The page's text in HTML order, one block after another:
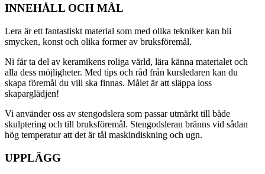
INNEHÅLL OCH MÅL
Lera är ett fantastiskt material som med olika tekniker kan bli
smycken, konst och olika former av bruksföremål.
Ni får ta del av keramikens roliga värld, lära känna materialet och
alla dess möjligheter. Med tips och råd från kursledaren kan du
skapa föremål du vill ska finnas. Målet är att släppa loss
skaparglädjen!
Vi använder oss av stengodslera som passar utmärkt till både
skulptering och till bruksföremål. Stengodsleran bränns vid sådan
hög temperatur att det är tål maskindiskning och ugn.
UPPLÄGG